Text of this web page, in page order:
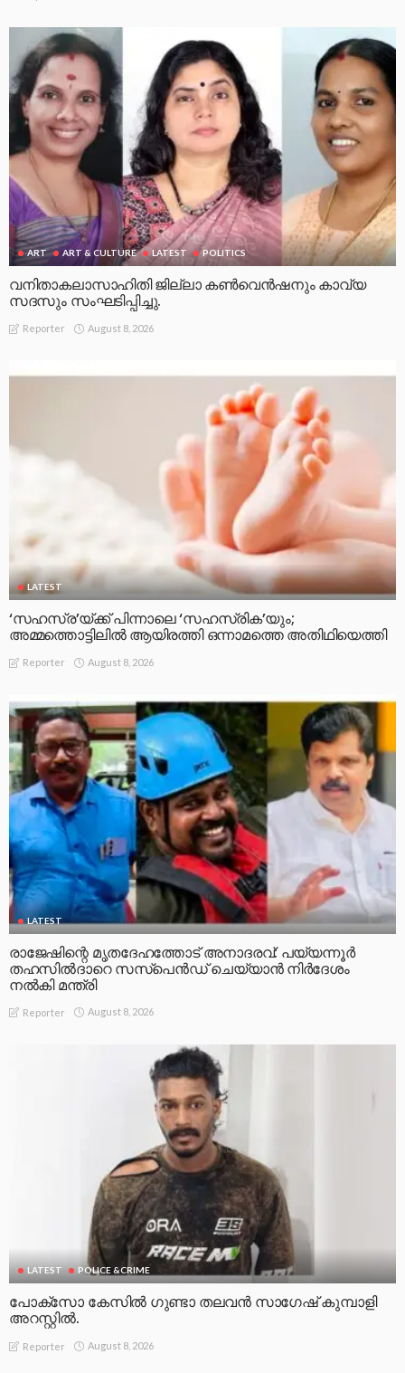
ART ART & CULTURE LATEST POLITICS
വനിതാകലാസാഹിതി ജില്ലാ കൺവെൻഷനും കാവ്യ
സദസും സംഘടിപ്പിച്ചു.
Reporter August 8, 2026
LATEST
‘സഹസ്ര’യ്ക്ക് പിന്നാലെ ‘സഹസ്രിക’യും;
അമ്മത്തൊട്ടിലിൽ ആയിരത്തി ഒന്നാമത്തെ അതിഥിയെത്തി
Reporter August 8, 2026
LATEST
രാജേഷിന്റെ മൃതദേഹത്തോട് അനാദരവ്: പയ്യന്നൂർ
തഹസിൽദാറെ സസ്പെൻഡ് ചെയ്യാൻ നിർദേശം
നൽകി മന്ത്രി
Reporter August 8, 2026
LATEST POLICE &CRIME
പോക്സോ കേസിൽ ഗുണ്ടാ തലവൻ സാഗേഷ് കുമ്പാളി
അറസ്റ്റിൽ.
Reporter August 8, 2026